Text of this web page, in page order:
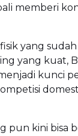
memberi
yang
yang kuat,
kunci
pun kini bisa